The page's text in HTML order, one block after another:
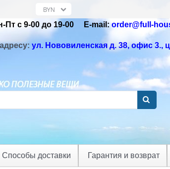
Пт с 9-00 до 19-00 Е-mail:order@full-
ул. Нововиленская д. 38, офис 3.,
Способы доставки Гарантия и возврат